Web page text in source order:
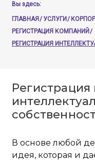
Вы здесь:
ГЛАВНАЯ / УСЛУГИ /
РЕГИСТРАЦИЯ КОМПАНИЙ /
РЕГИСТРАЦИЯ
В основе любой
идея, которая и